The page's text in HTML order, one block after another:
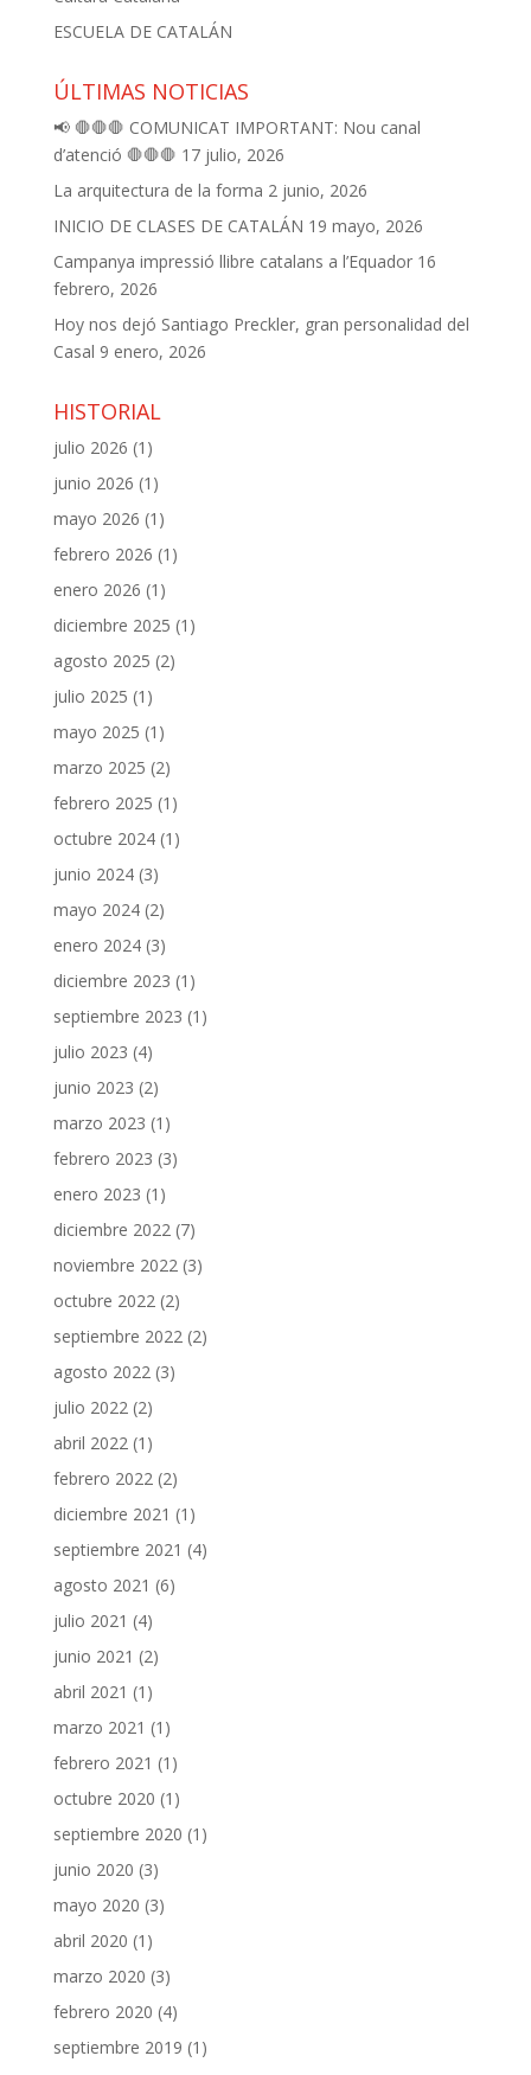
ESCUELA DE CATALÁN
ÚLTIMAS NOTICIAS
📢 🛑🛑🛑 COMUNICAT IMPORTANT: Nou canal
d’atenció 🛑🛑🛑 17 julio, 2026
La arquitectura de la forma 2 junio, 2026
INICIO DE CLASES DE CATALÁN 19 mayo, 2026
Campanya impressió llibre catalans a l’Equador 16
febrero, 2026
Hoy nos dejó Santiago Preckler, gran personalidad del
Casal 9 enero, 2026
HISTORIAL
julio 2026 (1)
junio 2026 (1)
mayo 2026 (1)
febrero 2026 (1)
enero 2026 (1)
diciembre 2025 (1)
agosto 2025 (2)
julio 2025 (1)
mayo 2025 (1)
marzo 2025 (2)
febrero 2025 (1)
octubre 2024(1)
junio 2024(3)
mayo 2024(2)
enero 2024(3)
diciembre 2023 (1)
septiembre 2023 (1)
julio 2023 (4)
junio 2023 (2)
marzo 2023 (1)
febrero 2023 (3)
enero 2023 (1)
diciembre 2022(7)
noviembre 2022(3)
octubre 2022(2)
septiembre 2022(2)
agosto 2022(3)
julio 2022(2)
abril 2022(1)
febrero 2022(2)
diciembre 2021 (1)
septiembre 2021 (4)
agosto 2021 (6)
julio 2021 (4)
junio 2021 (2)
abril 2021 (1)
marzo 2021 (1)
febrero 2021 (1)
octubre 2020 (1)
septiembre 2020 (1)
junio 2020 (3)
mayo 2020 (3)
abril 2020 (1)
marzo 2020 (3)
febrero 2020 (4)
septiembre 2019 (1)